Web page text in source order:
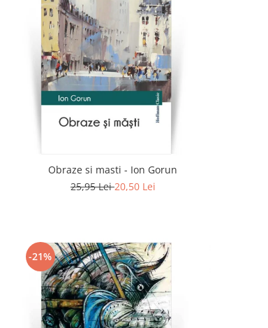
Obraze si masti - Ion Gorun
25,95 Lei20,50 Lei
-21%